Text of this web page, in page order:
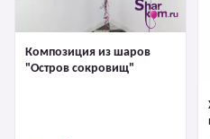
Композиция из шаров
"Остров сокровищ"